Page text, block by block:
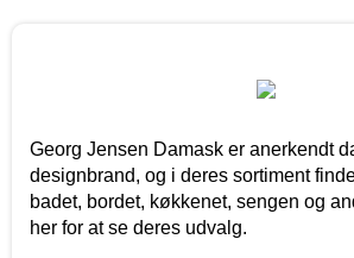
Georg Jensen Damask er anerkendt
designbrand, og i deres sortiment
badet, bordet, køkkenet, sengen og
her for at se deres udvalg.